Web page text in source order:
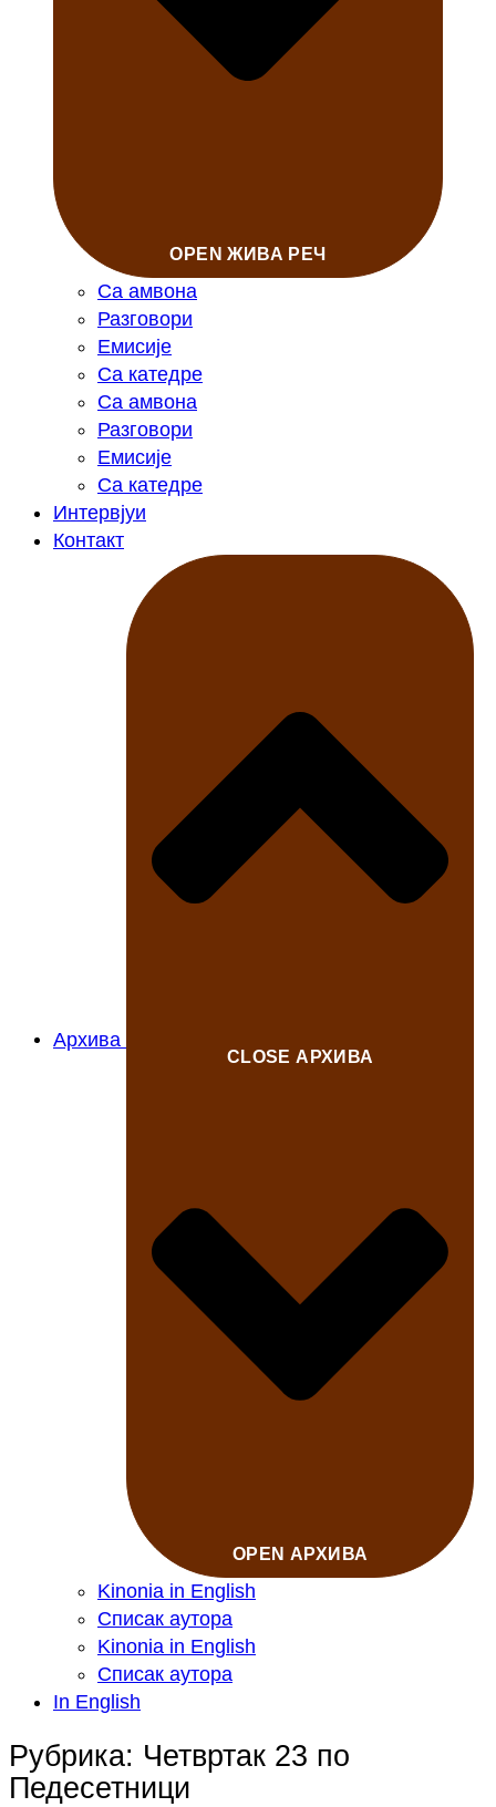
OPEN ЖИВА РЕЧ
Са амвона
Разговори
Емисије
Са катедре
Са амвона
Разговори
Емисије
Са катедре
Интервјуи
Контакт
Архива
CLOSE АРХИВА
OPEN АРХИВА
Kinonia in English
Списак аутора
Kinonia in English
Списак аутора
In English
Рубрика: Четвртак 23 по
Педесетници